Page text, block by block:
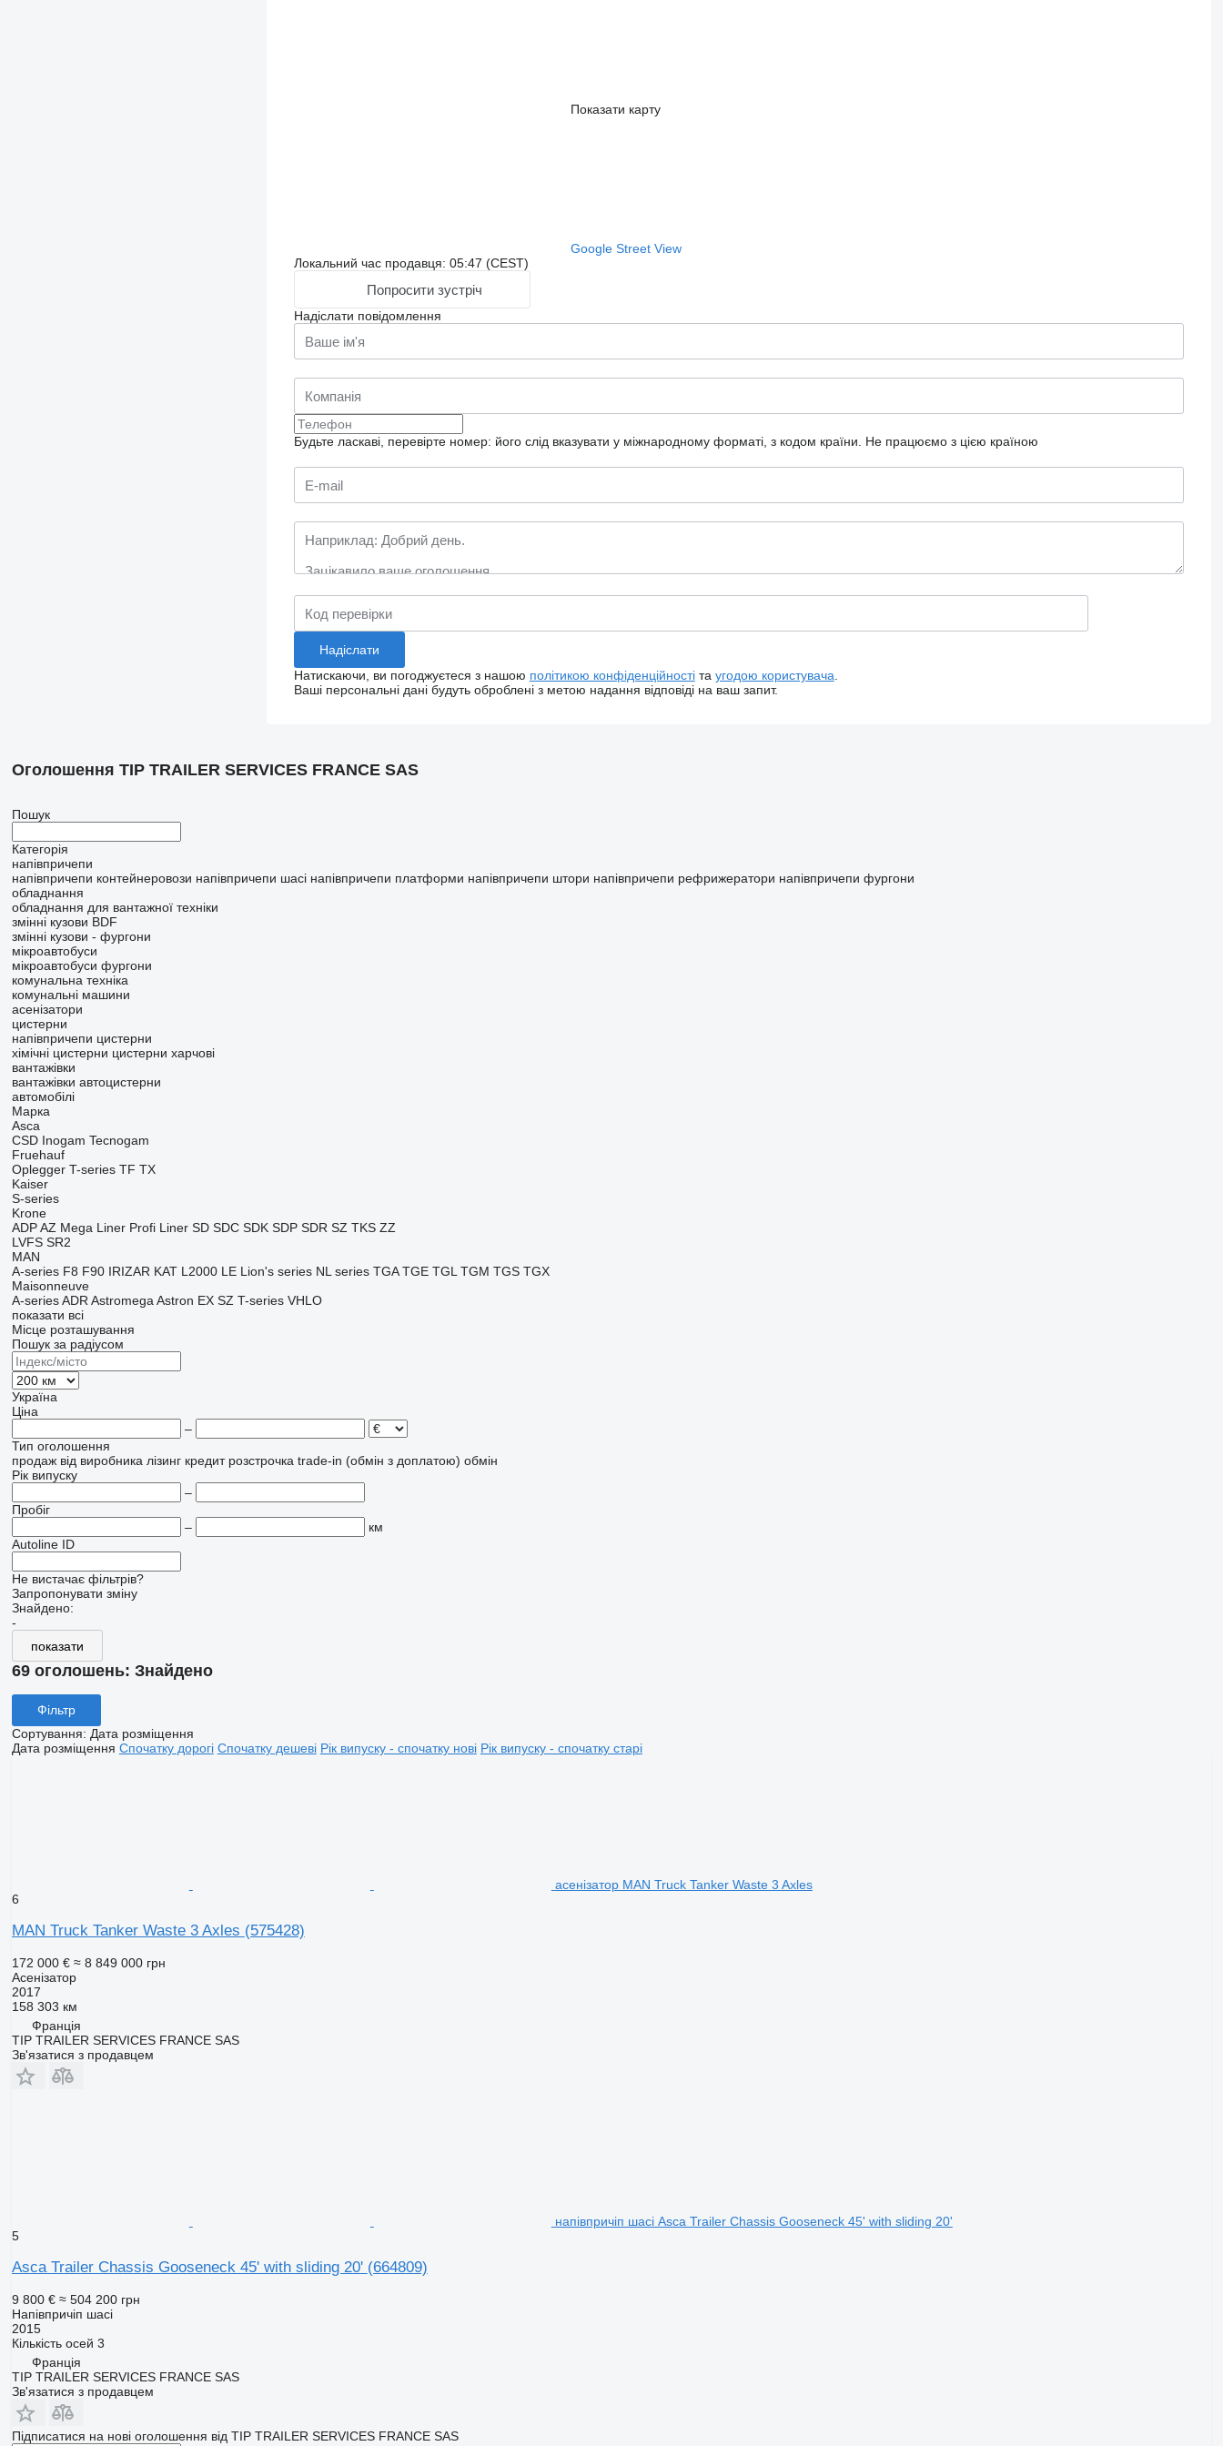
Показати карту
Google Street View
Локальний час продавця: 05:47 (CEST)
Попросити зустріч
Надіслати повідомлення
Будьте ласкаві, перевірте номер: його слід вказувати у міжнародному форматі, з кодом країни. Не працюємо з цією країною
Натискаючи, ви погоджуєтеся з нашою політикою конфіденційностіта угодою користувача
Ваші персональні дані будуть оброблені з метою надання відповіді на ваш запит.
Оголошення TIP TRAILER SERVICES FRANCE SAS
Пошук
Категорія
напівпричепи
напівпричепи контейнеровози напівпричепи шасі напівпричепи платформи напівпричепи штори напівпричепи рефрижератори напівпричепи фургони
обладнання
обладнання для вантажної техніки
змінні кузови BDF
змінні кузови - фургони
мікроавтобуси
мікроавтобуси фургони
комунальна техніка
комунальні машини
асенізатори
цистерни
напівпричепи цистерни
хімічні цистерни цистерни харчові
вантажівки
вантажівки автоцистерни
автомобілі
Марка
Asca
CSD Inogam Tecnogam
Fruehauf
Oplegger T-series TF TX
Kaiser
S-series
Krone
ADP AZ Mega Liner Profi Liner SD SDC SDK SDP SDR SZ TKS ZZ
LVFS SR2
MAN
A-series F8 F90 IRIZAR KAT L2000 LE Lion's series NL series TGA TGE TGL TGM TGS TGX
Maisonneuve
A-series ADR Astromega Astron EX SZ T-series VHLO
показати всі
Місце розташування
Пошук за радіусом
Україна
Ціна
–
Тип оголошення
продаж від виробника лізинг кредит розстрочка trade-in (обмін з доплатою) обмін
Рік випуску
–
Пробіг
–
км
Autoline ID
Не вистачає фільтрів?
Запропонувати зміну
Знайдено:
-
показати
69 оголошень: Знайдено
Фільтр
Сортування: Дата розміщення
Дата розміщення Спочатку дорогі Спочатку дешеві Рік випуску - спочатку нові Рік випуску - спочатку старі
асенізатор MAN Truck Tanker Waste 3 Axles
6
MAN Truck Tanker Waste 3 Axles (575428)
172 000 € ≈ 8 849 000 грн
Асенізатор
2017
158 303 км
Франція
TIP TRAILER SERVICES FRANCE SAS
Зв'язатися з продавцем
напівпричіп шасі Asca Trailer Chassis Gooseneck 45' with sliding 20'
5
Asca Trailer Chassis Gooseneck 45' with sliding 20' (664809)
9 800 € ≈ 504 200 грн
Напівпричіп шасі
2015
Кількість осей 3
Франція
TIP TRAILER SERVICES FRANCE SAS
Зв'язатися з продавцем
Підписатися на нові оголошення від TIP TRAILER SERVICES FRANCE SAS